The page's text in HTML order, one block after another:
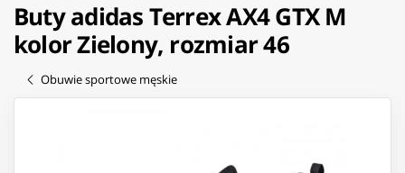
Buty adidas Terrex AX4 GTX M
kolor Zielony, rozmiar 46
Obuwie sportowe męskie